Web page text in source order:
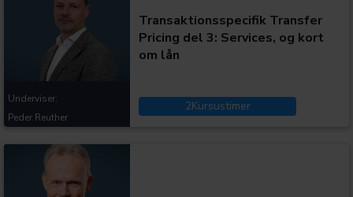
Transaktionsspecifik Transfer
Pricing del 3: Services, og kort
om lån
2Kursustimer
Underviser:
Peder Reuther